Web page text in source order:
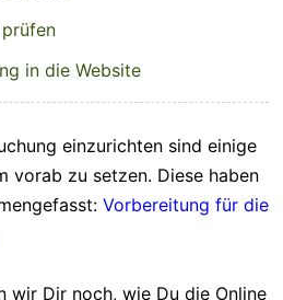
in die Website
einzurichten sind einige
vorab zu setzen. Diese haben
Vorbereitung für die
wir Dir noch, wie Du die Online